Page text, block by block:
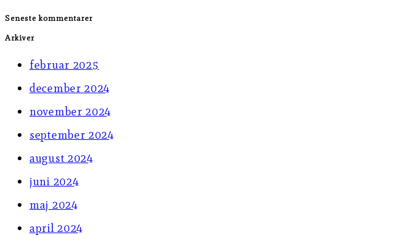
Seneste kommentarer
Arkiver
februar 2025
december 2024
november 2024
september 2024
august 2024
juni 2024
maj 2024
april 2024